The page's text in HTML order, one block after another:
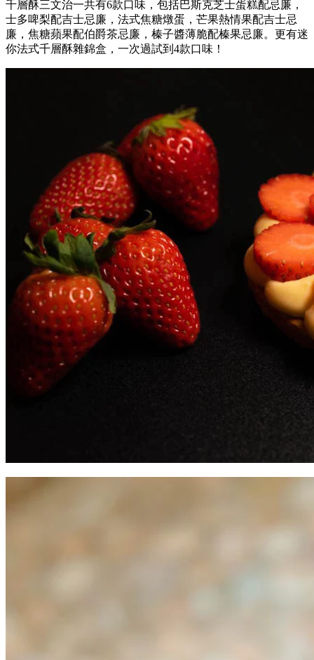
千層酥三文治一共有6款口味，包括巴斯克芝士蛋糕配忌廉，
士多啤梨配吉士忌廉，法式焦糖燉蛋，芒果熱情果配吉士忌
廉，焦糖蘋果配伯爵茶忌廉，榛子醬薄脆配榛果忌廉。更有迷
你法式千層酥雜錦盒，一次過試到4款口味！